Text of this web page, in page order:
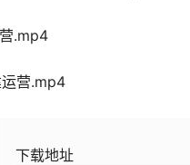
.mp4
营.mp4
下载地址